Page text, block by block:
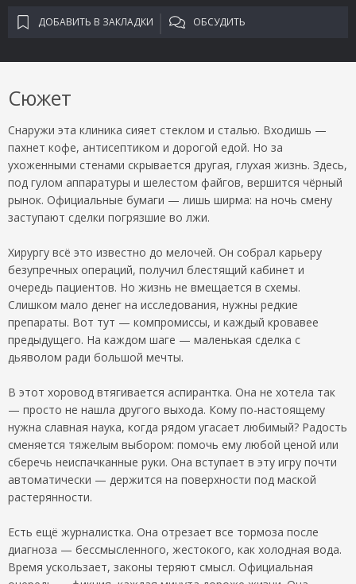
ДОБАВИТЬ В ЗАКЛАДКИ ОБСУДИТЬ
Сюжет
Снаружи эта клиника сияет стеклом и сталью. Входишь —
пахнет кофе, антисептиком и дорогой едой. Но за
ухоженными стенами скрывается другая, глухая жизнь. Здесь,
под гулом аппаратуры и шелестом файгов, вершится чёрный
рынок. Официальные бумаги — лишь ширма: на ночь смену
заступают сделки погрязшие во лжи.
Хирургу всё это известно до мелочей. Он собрал карьеру
безупречных операций, получил блестящий кабинет и
очередь пациентов. Но жизнь не вмещается в схемы.
Слишком мало денег на исследования, нужны редкие
препараты. Вот тут — компромиссы, и каждый кровавее
предыдущего. На каждом шаге — маленькая сделка с
дьяволом ради большой мечты.
В этот хоровод втягивается аспирантка. Она не хотела так
— просто не нашла другого выхода. Кому по-настоящему
нужна славная наука, когда рядом угасает любимый? Радость
сменяется тяжелым выбором: помочь ему любой ценой или
сберечь неиспачканные руки. Она вступает в эту игру почти
автоматически — держится на поверхности под маской
растерянности.
Есть ещё журналистка. Она отрезает все тормоза после
диагноза — бессмысленного, жестокого, как холодная вода.
Время ускользает, законы теряют смысл. Официальная